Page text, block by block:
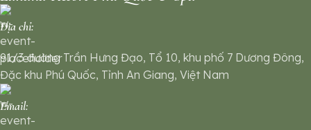
Địa chỉ:
91/3 đường Trần Hưng Đạo, Tổ 10, khu phố 7 Dương Đông,
Đặc khu Phú Quốc, Tỉnh An Giang, Việt Nam
Email: